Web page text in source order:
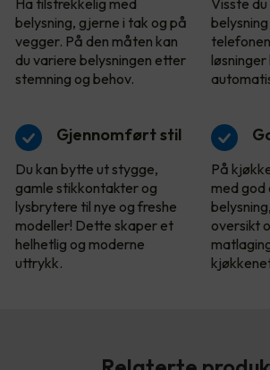
Ha tilstrekkelig med
belysning, gjerne i tak og på
vegger. På den måten kan
du variere belysningen etter
stemning og behov.
Visste
Gjennomført stil
Du kan bytte ut stygge,
gamle stikkontakter og
lysbrytere til nye og freshe
modeller! Dette skaper et
helhetlig og moderne
uttrykk.
På
med
oversikt